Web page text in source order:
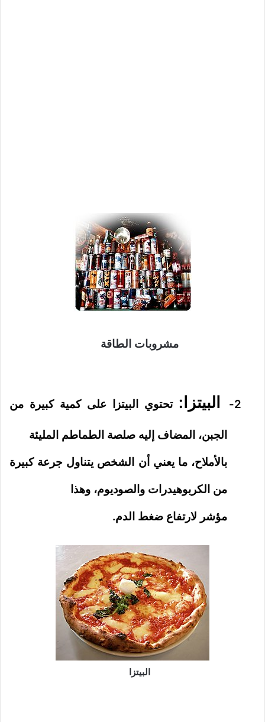
مشروبات الطاقة
2- البيتزا: تحتوي البيتزا على كمية كبيرة من
الجبن، المضاف إليه صلصة الطماطم المليئة
بالأملاح، ما يعني أن الشخص يتناول جرعة كبيرة
من الكربوهيدرات والصوديوم، وهذا
مؤشر لارتفاع ضغط الدم.
البيتزا